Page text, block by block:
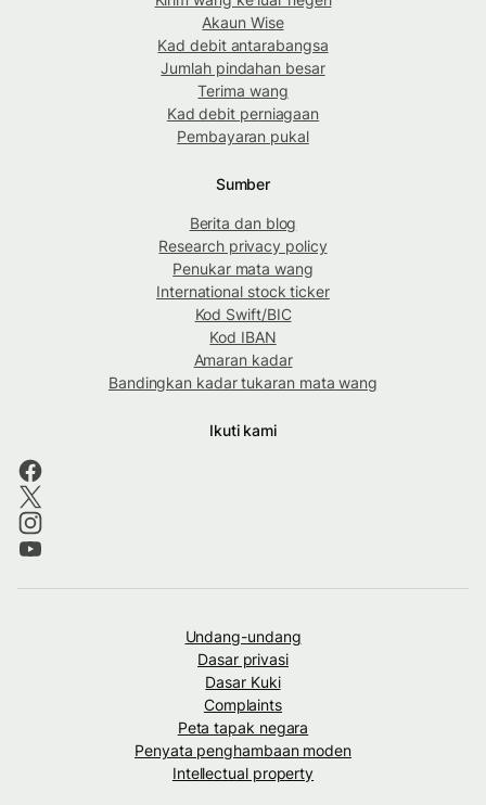
Akaun Wise
Kad debit antarabangsa
Jumlah pindahan besar
Terima wang
Kad debit perniagaan
Pembayaran pukal
Sumber
Berita dan blog
Research privacy policy
Penukar mata wang
International stock ticker
Kod Swift/BIC
Kod IBAN
Amaran kadar
Bandingkan kadar tukaran mata wang
Ikuti kami
Undang-undang
Dasar privasi
Dasar Kuki
Complaints
Peta tapak negara
Penyata penghambaan moden
Intellectual property